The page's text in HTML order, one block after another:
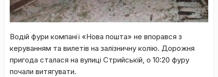
Водій фури компанії «Нова пошта» не впорався з
керуванням та вилетів на залізничну колію. Дорожня
пригода сталася на вулиці Стрийській, о 10:20 фуру
почали витягувати.